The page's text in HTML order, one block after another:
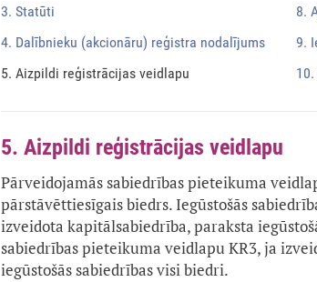
3. Statūti
4. Dalībnieku (akcionāru) reģistra nodalījums
5. Aizpildi reģistrācijas veidlapu
8.
9.
5. Aizpildi reģistrācijas veidlapu
Pārveidojamās sabiedrības pieteikuma
pārstāvēttiesīgais biedrs. Iegūstošās
izveidota kapitālsabiedrība, paraksta
sabiedrības pieteikuma veidlapu KR3, ja
iegūstošās sabiedrības visi biedri.